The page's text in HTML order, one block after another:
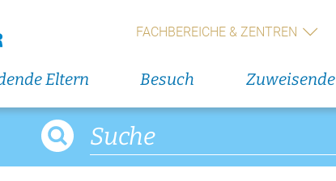
FACHBEREICHE & ZENTREN
Eltern Besuch Zuweisende